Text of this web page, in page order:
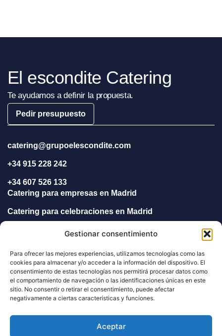
Gestionar consentimiento
Para ofrecer las mejores experiencias, utilizamos tecnologías como las
cookies para almacenar y/o acceder a la información del dispositivo. El
consentimiento de estas tecnologías nos permitirá procesar datos como
el comportamiento de navegación o las identificaciones únicas en este
sitio. No consentir o retirar el consentimiento, puede afectar
negativamente a ciertas características y funciones.
Aceptar
El escondite Catering
Te ayudamos a definir la propuesta.
Pedir presupuesto
catering@grupoelescondite.com
+34 915 228 242
+34 607 526 133
Catering para empresas en Madrid
Catering para celebraciones en Madrid
Catering para eventos en Madrid
Catering para bodas en Madrid
Menú para particulares y oficinas
Síguenos en RRSS